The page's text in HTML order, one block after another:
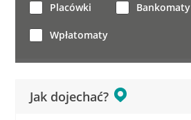
Jak dojechać?
Placówki Bankomaty
Wpłatomaty